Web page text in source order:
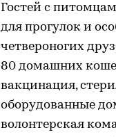
Гостей с
для прогулок и
четвероногих
80 домашних
вакцинация,
оборудованные
волонтерская